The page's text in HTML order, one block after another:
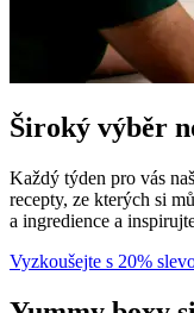
Široký výběr
Každý týden pro vás
recepty, ze kterých si
a ingredience a
Vyzkoušejte s 20%